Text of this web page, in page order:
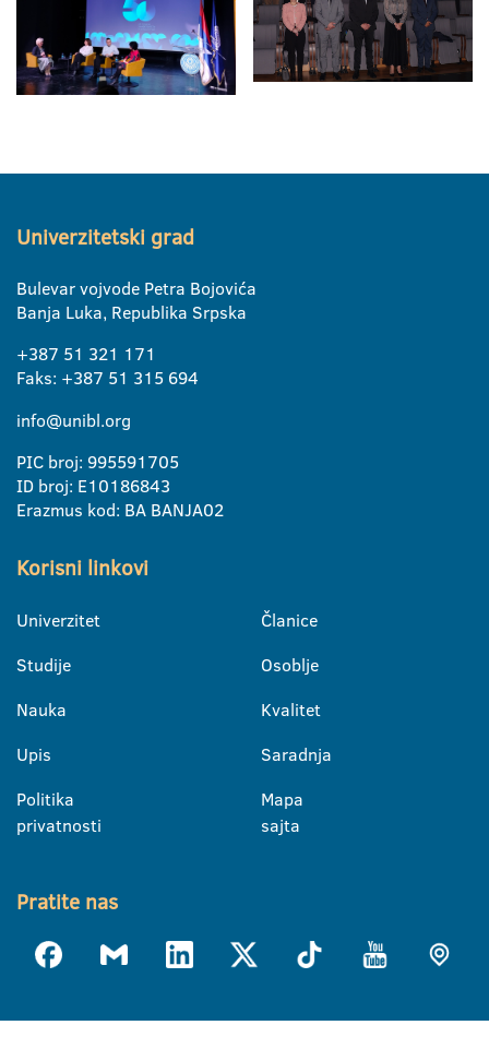
Univerzitetski grad
Bulevar vojvode Petra Bojovića
Banja Luka, Republika Srpska
+387 51 321 171
Faks: +387 51 315 694
info@unibl.org
PIC broj: 995591705
ID broj: E10186843
Erazmus kod: BA BANJA02
Korisni linkovi
Univerzitet
Studije
Nauka
Upis
Politika
privatnosti
Članice
Osoblje
Kvalitet
Saradnja
Mapa
sajta
Pratite nas